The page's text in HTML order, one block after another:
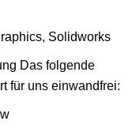
Solidworks
Das folgende
für uns einwandfrei: